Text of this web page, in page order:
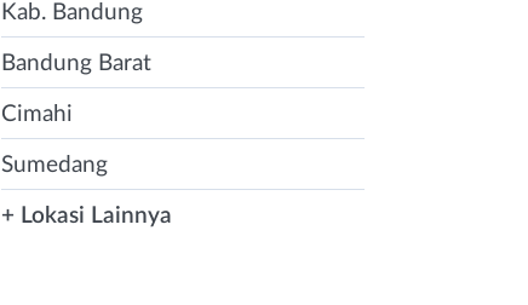
Kab. Bandung
Bandung Barat
Cimahi
Sumedang
+ Lokasi Lainnya